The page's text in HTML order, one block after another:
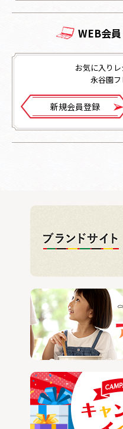
WEB会
お気に入り
永谷園フ
新規会員登録